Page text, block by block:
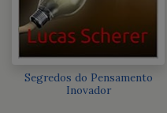
Segredos do Pensamento
Inovador